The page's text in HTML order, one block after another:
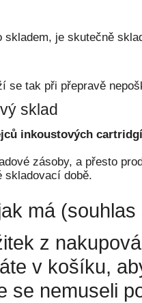
skladem, je skutečně
se tak při přepravě
sklad
inkoustových
zásoby, a přesto
skladovací době.
má
z
v košíku,
se nemuseli